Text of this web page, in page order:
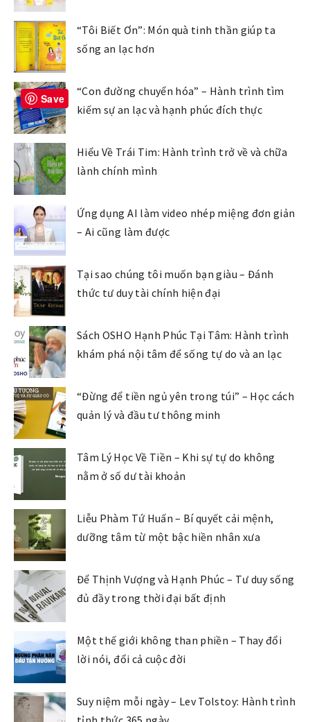
“Tôi Biết Ơn”: Món quà tinh thần giúp ta
sống an lạc hơn
“Con đường chuyển hóa” – Hành trình tìm
kiếm sự an lạc và hạnh phúc đích thực
Hiểu Về Trái Tim: Hành trình trở về và chữa
lành chính mình
Ứng dụng AI làm video nhép miệng đơn giản
– Ai cũng làm được
Tại sao chúng tôi muốn bạn giàu – Đánh
thức tư duy tài chính hiện đại
Sách OSHO Hạnh Phúc Tại Tâm: Hành trình
khám phá nội tâm để sống tự do và an lạc
“Đừng để tiền ngủ yên trong túi” – Học cách
quản lý và đầu tư thông minh
Tâm Lý Học Về Tiền – Khi sự tự do không
nằm ở số dư tài khoản
Liễu Phàm Tứ Huấn – Bí quyết cải mệnh,
dưỡng tâm từ một bậc hiền nhân xưa
Để Thịnh Vượng và Hạnh Phúc – Tư duy sống
đủ đầy trong thời đại bất định
Một thế giới không than phiền – Thay đổi
lời nói, đổi cả cuộc đời
Suy niệm mỗi ngày – Lev Tolstoy: Hành trình
Save